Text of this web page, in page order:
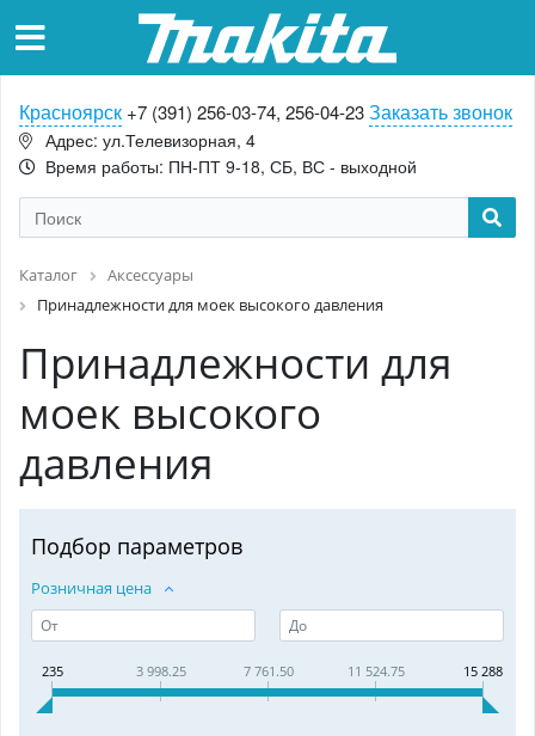
Красноярск +7 (391) 256-03-74, 256-04-23Заказать звонок
Адрес: ул.Телевизорная, 4
Время работы: ПН-ПТ 9-18, СБ, ВС - выходной
Каталог
Аксессуары
Принадлежности для моек высокого давления
Принадлежности для
моек высокого
давления
Подбор параметров
Розничная цена
235 3 998.25 7 761.50 11 524.75 15 288